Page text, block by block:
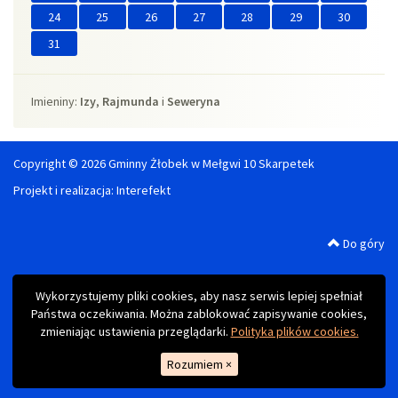
Wykorzystujemy pliki cookies, aby nasz serwis lepiej spełniał
Państwa oczekiwania. Można zablokować zapisywanie cookies,
zmieniając ustawienia przeglądarki. Polityka plików cookies.
Rozumiem ×
24
25 26 27 28 29
30
31
Imieniny
Imieniny: Izy, Rajmunda i Seweryna
Copyright © 2026 Gminny Żłobek w Mełgwi 10 Skarpetek
Projekt i realizacja: Interefekt
Do góry